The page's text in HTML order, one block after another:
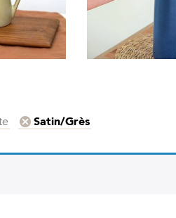
Satin/Grès